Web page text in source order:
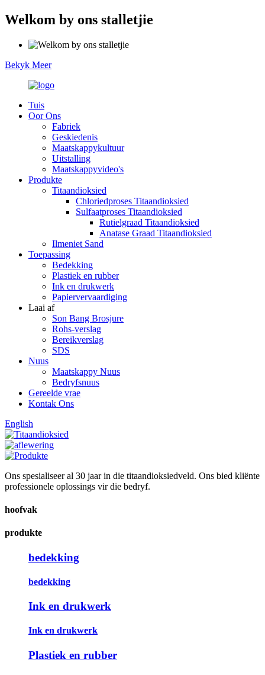
Welkom by ons stalletjie
Bekyk Meer
Tuis
Oor Ons
Fabriek
Geskiedenis
Maatskappykultuur
Uitstalling
Maatskappyvideo's
Produkte
Titaandioksied
Chloriedproses Titaandioksied
Sulfaatproses Titaandioksied
Rutielgraad Titaandioksied
Anatase Graad Titaandioksied
Ilmeniet Sand
Toepassing
Bedekking
Plastiek en rubber
Ink en drukwerk
Papiervervaardiging
Laai af
Son Bang Brosjure
Rohs-verslag
Bereikverslag
SDS
Nuus
Maatskappy Nuus
Bedryfsnuus
Gereelde vrae
Kontak Ons
English
Ons spesialiseer al 30 jaar in die titaandioksiedveld. Ons bied kliënte
professionele oplossings vir die bedryf.
hoofvak
produkte
bedekking
bedekking
Ink en drukwerk
Ink en drukwerk
Plastiek en rubber